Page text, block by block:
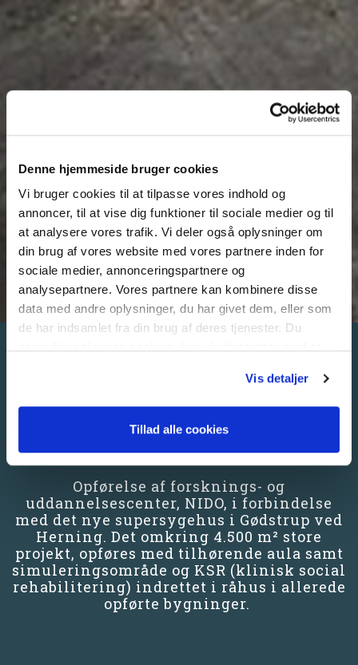
Denne hjemmeside bruger cookies
Vi bruger cookies til at tilpasse vores indhold og
annoncer, til at vise dig funktioner til sociale medier og til
at analysere vores trafik. Vi deler også oplysninger om
din brug af vores website med vores partnere inden for
sociale medier, annonceringspartnere og
analysepartnere. Vores partnere kan kombinere disse
data med andre oplysninger, du har givet dem, eller som
de har indsamlet fra din brug af deres tjenester. Du
Vis detaljer
Tillad alle cookies
REFERENCE FOR
NIDO DNV-GØDSTRUP -
FORSKNINGS- OG
UDDANNELSESCENTER
Opførelse af forsknings- og
uddannelsescenter, NIDO, i forbindelse
med det nye supersygehus i Gødstrup ved
Herning. Det omkring 4.500 m² store
projekt, opføres med tilhørende aula samt
simuleringsområde og KSR (klinisk social
rehabilitering) indrettet i råhus i allerede
opførte bygninger.